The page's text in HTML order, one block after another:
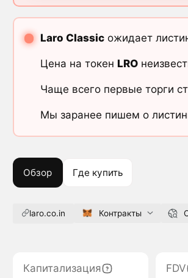
Laro Classicожидает
Цена на токен LRO
Чаще всего первые торги
Мы заранее пишем о
Обзор Где купить
laro.co.in Контракты
Капитализация
FDV